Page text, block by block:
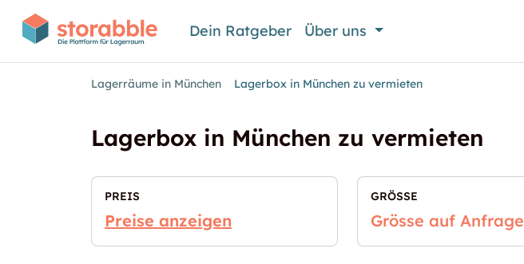
Dein Ratgeber Über uns
Lagerräume in München Lagerbox in München zu vermieten
Lagerbox in München zu vermieten
PREIS
Preise anzeigen
GRÖSSE
Grösse auf Anfrage